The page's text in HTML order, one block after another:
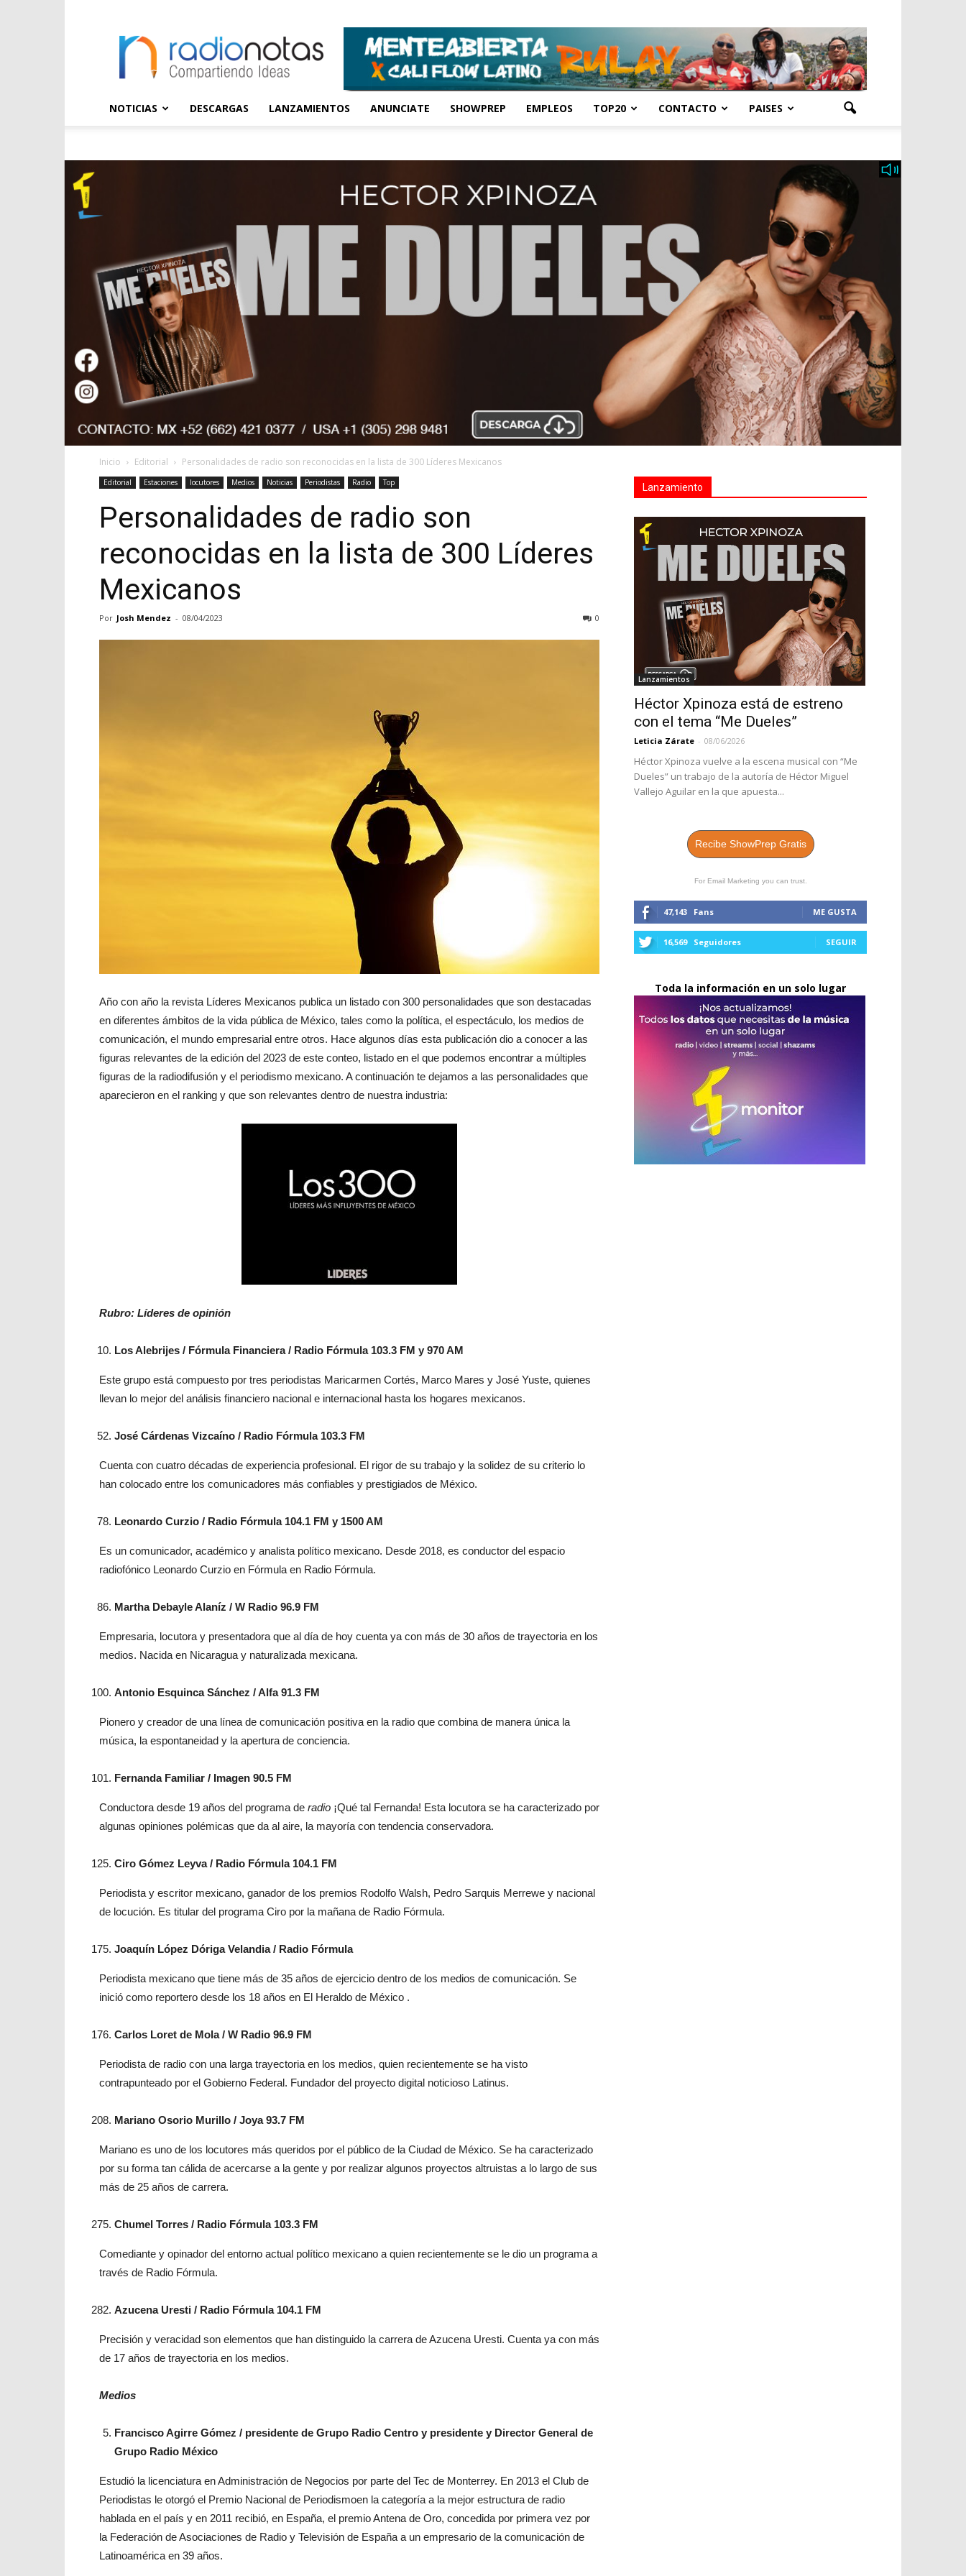
NOTICIAS DESCARGAS LANZAMIENTOS ANUNCIATE SHOWPREP EMPLEOS TOP20 CONTACTO PAISES
Inicio Editorial Personalidades de radio son reconocidas en la lista de 300 Líderes Mexicanos
Editorial Estaciones locutores Medios Noticias Periodistas Radio Top
Personalidades de radio son
reconocidas en la lista de 300 Líderes
Mexicanos
Por Josh Mendez - 08/04/2023 0
Año con año la revista Líderes Mexicanos publica un listado con 300 personalidades que son destacadas
en diferentes ámbitos de la vida pública de México, tales como la política, el espectáculo, los medios de
comunicación, el mundo empresarial entre otros. Hace algunos días esta publicación dio a conocer a las
figuras relevantes de la edición del 2023 de este conteo, listado en el que podemos encontrar a múltiples
figuras de la radiodifusión y el periodismo mexicano. A continuación te dejamos a las personalidades que
aparecieron en el ranking y que son relevantes dentro de nuestra industria:
Rubro: Líderes de opinión
Los Alebrijes / Fórmula Financiera / Radio Fórmula 103.3 FM y 970 AM
Este grupo está compuesto por tres periodistas Maricarmen Cortés, Marco Mares y José Yuste, quienes
llevan lo mejor del análisis financiero nacional e internacional hasta los hogares mexicanos.
José Cárdenas Vizcaíno / Radio Fórmula 103.3 FM
Cuenta con cuatro décadas de experiencia profesional. El rigor de su trabajo y la solidez de su criterio lo
han colocado entre los comunicadores más confiables y prestigiados de México.
Leonardo Curzio / Radio Fórmula 104.1 FM y 1500 AM
Es un comunicador, académico y analista político mexicano. Desde 2018, es conductor del espacio
radiofónico Leonardo Curzio en Fórmula en Radio Fórmula.
Martha Debayle Alaníz / W Radio 96.9 FM
Empresaria, locutora y presentadora que al día de hoy cuenta ya con más de 30 años de trayectoria en los
medios. Nacida en Nicaragua y naturalizada mexicana.
Antonio Esquinca Sánchez / Alfa 91.3 FM
Pionero y creador de una línea de comunicación positiva en la radio que combina de manera única la
música, la espontaneidad y la apertura de conciencia.
Fernanda Familiar / Imagen 90.5 FM
Conductora desde 19 años del programa de radio ¡Qué tal Fernanda! Esta locutora se ha caracterizado por
algunas opiniones polémicas que da al aire, la mayoría con tendencia conservadora.
Ciro Gómez Leyva / Radio Fórmula 104.1 FM
Periodista y escritor mexicano, ganador de los premios Rodolfo Walsh, Pedro Sarquis Merrewe y nacional
de locución. Es titular del programa Ciro por la mañana de Radio Fórmula.
Joaquín López Dóriga Velandia / Radio Fórmula
Periodista mexicano que tiene más de 35 años de ejercicio dentro de los medios de comunicación. Se
inició como reportero desde los 18 años en El Heraldo de México .
Carlos Loret de Mola / W Radio 96.9 FM
Periodista de radio con una larga trayectoria en los medios, quien recientemente se ha visto
contrapunteado por el Gobierno Federal. Fundador del proyecto digital noticioso Latinus.
Mariano Osorio Murillo / Joya 93.7 FM
Mariano es uno de los locutores más queridos por el público de la Ciudad de México. Se ha caracterizado
por su forma tan cálida de acercarse a la gente y por realizar algunos proyectos altruistas a lo largo de sus
más de 25 años de carrera.
Chumel Torres / Radio Fórmula 103.3 FM
Comediante y opinador del entorno actual político mexicano a quien recientemente se le dio un programa a
través de Radio Fórmula.
Azucena Uresti / Radio Fórmula 104.1 FM
Precisión y veracidad son elementos que han distinguido la carrera de Azucena Uresti. Cuenta ya con más
de 17 años de trayectoria en los medios.
Medios
Francisco Agirre Gómez / presidente de Grupo Radio Centro y presidente y Director General de
Grupo Radio México
Estudió la licenciatura en Administración de Negocios por parte del Tec de Monterrey. En 2013 el Club de
Periodistas le otorgó el Premio Nacional de Periodismoen la categoría a la mejor estructura de radio
hablada en el país y en 2011 recibió, en España, el premio Antena de Oro, concedida por primera vez por
la Federación de Asociaciones de Radio y Televisión de España a un empresario de la comunicación de
Latinoamérica en 39 años.
Lanzamiento
Lanzamientos
Héctor Xpinoza está de estreno
con el tema “Me Dueles”
Leticia Zárate - 08/06/2026
Héctor Xpinoza vuelve a la escena musical con “Me
Dueles” un trabajo de la autoría de Héctor Miguel
Vallejo Aguilar en la que apuesta...
Recibe ShowPrep Gratis
For Email Marketing you can trust.
47,143 Fans ME GUSTA
16,569 Seguidores SEGUIR
Toda la información en un solo lugar